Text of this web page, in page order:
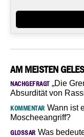
AM MEISTEN
NACHGEFRAGT„Die
Absurdität von
KOMMENTAR Wann ist
Moscheeangriff?
GLOSSAR Was